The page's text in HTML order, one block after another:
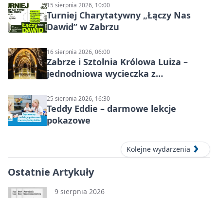
15 sierpnia 2026, 10:00
Turniej Charytatywny „Łączy Nas
Dawid” w Zabrzu
16 sierpnia 2026, 06:00
Zabrze i Sztolnia Królowa Luiza –
jednodniowa wycieczka z
miasta
25 sierpnia 2026, 16:30
Teddy Eddie – darmowe lekcje
pokazowe
Kolejne wydarzenia
Ostatnie Artykuły
9 sierpnia 2026